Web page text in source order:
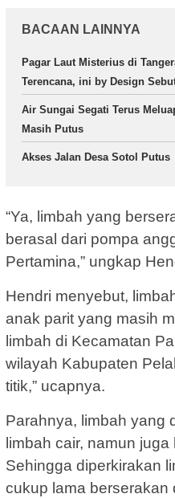
BACAAN LAINNYA
Pagar Laut Misterius di
Terencana, ini by Design
Air Sungai Segati Terus
Masih Putus
Akses Jalan Desa Sotol Putus
“Ya, limbah yang
berasal dari pompa
Pertamina,” ungkap
Hendri menyebut,
anak parit yang masih
limbah di Kecamatan
wilayah Kabupaten
titik,” ucapnya.
Parahnya, limbah yang
limbah cair, namun
Sehingga diperkirakan
cukup lama berserakan